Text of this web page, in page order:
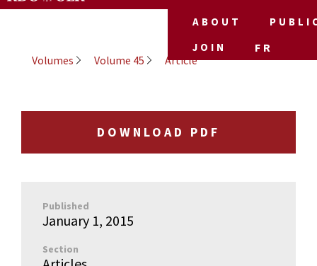
ABOUT
JOIN
FR
Volumes
Volume 45 Article
DOWNLOAD PDF
Published
January 1, 2015
Section